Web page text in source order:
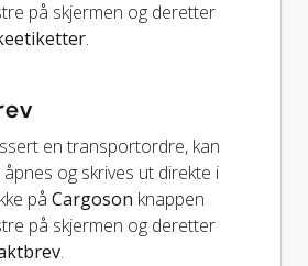
på skjermen og deretter
.
en transportordre, kan
og skrives ut direkte i
på Cargoson knappen
på skjermen og deretter
.